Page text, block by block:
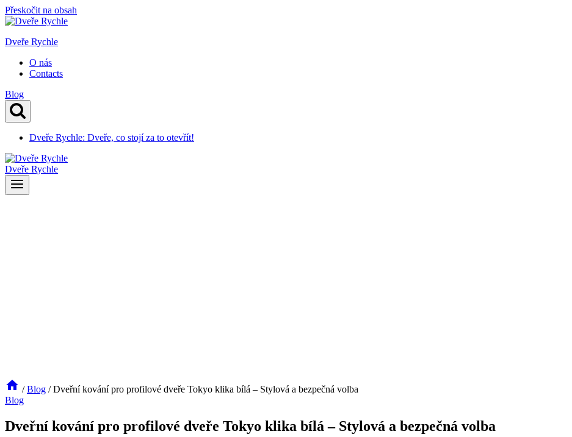
Přeskočit na obsah
Dveře Rychle
O nás
Contacts
Blog
Dveře Rychle: Dveře, co stojí za to otevřít!
Dveře Rychle
/ Blog / Dveřní kování pro profilové dveře Tokyo klika bílá – Stylová a bezpečná volba
Blog
Dveřní kování pro profilové dveře Tokyo klika bílá – Stylová a bezpečná volba